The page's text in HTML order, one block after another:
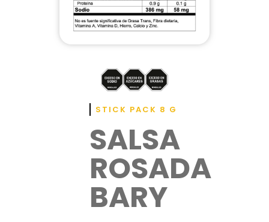
STICK PACK 8 G
SALSA
ROSADA
BARY